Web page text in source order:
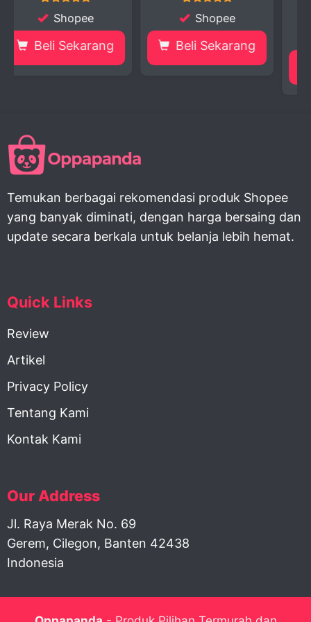
Beli Sekarang
Shopee
Beli Sekarang
Temukan berbagai rekomendasi produk Shopee
yang banyak diminati, dengan harga bersaing dan
update secara berkala untuk belanja lebih hemat.
Quick Links
Review
Artikel
Privacy Policy
Tentang Kami
Kontak Kami
Our Address
Jl. Raya Merak No. 69
Gerem, Cilegon, Banten 42438
Indonesia